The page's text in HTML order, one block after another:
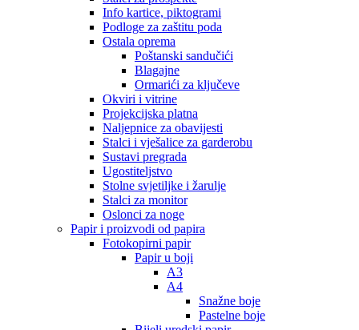
Info kartice, piktogrami
Podloge za zaštitu poda
Ostala oprema
Poštanski sandučići
Blagajne
Ormarići za ključeve
Okviri i vitrine
Projekcijska platna
Naljepnice za obavijesti
Stalci i vješalice za garderobu
Sustavi pregrada
Ugostiteljstvo
Stolne svjetiljke i žarulje
Stalci za monitor
Oslonci za noge
Papir i proizvodi od papira
Fotokopirni papir
Papir u boji
A3
A4
Snažne boje
Pastelne boje